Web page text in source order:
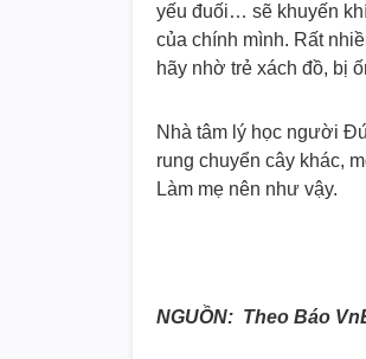
yếu đuối… sẽ khuyến
của chính mình. Rất
hãy nhờ trẻ xách đồ, bị
Nhà tâm lý học người
rung chuyển cây khác,
Làm mẹ nên như vậy.
NGUỒN: Theo Báo